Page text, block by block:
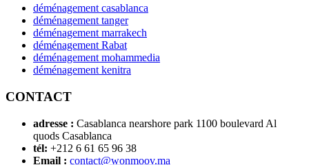
déménagement casablanca
déménagement tanger
déménagement marrakech
déménagement Rabat
déménagement mohammedia
déménagement kenitra
CONTACT
adresse : Casablanca nearshore park 1100 boulevard Al
quods Casablanca
tél: +212 6 61 65 96 38
Email : contact@wonmoov.ma